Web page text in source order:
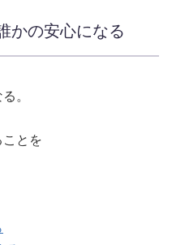
かの安心になる
。
とを